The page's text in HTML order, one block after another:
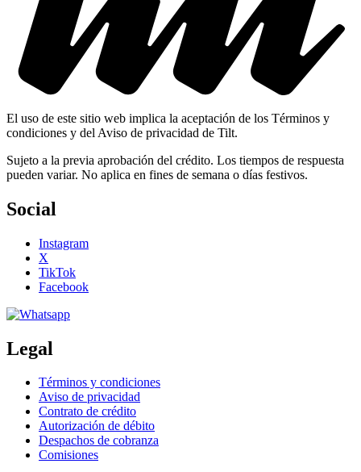
El uso de este sitio web implica la aceptación de los Términos y
condiciones y del Aviso de privacidad de Tilt.
Sujeto a la previa aprobación del crédito. Los tiempos de respuesta
pueden variar. No aplica en fines de semana o días festivos.
Social
Instagram
X
TikTok
Facebook
Legal
Términos y condiciones
Aviso de privacidad
Contrato de crédito
Autorización de débito
Despachos de cobranza
Comisiones